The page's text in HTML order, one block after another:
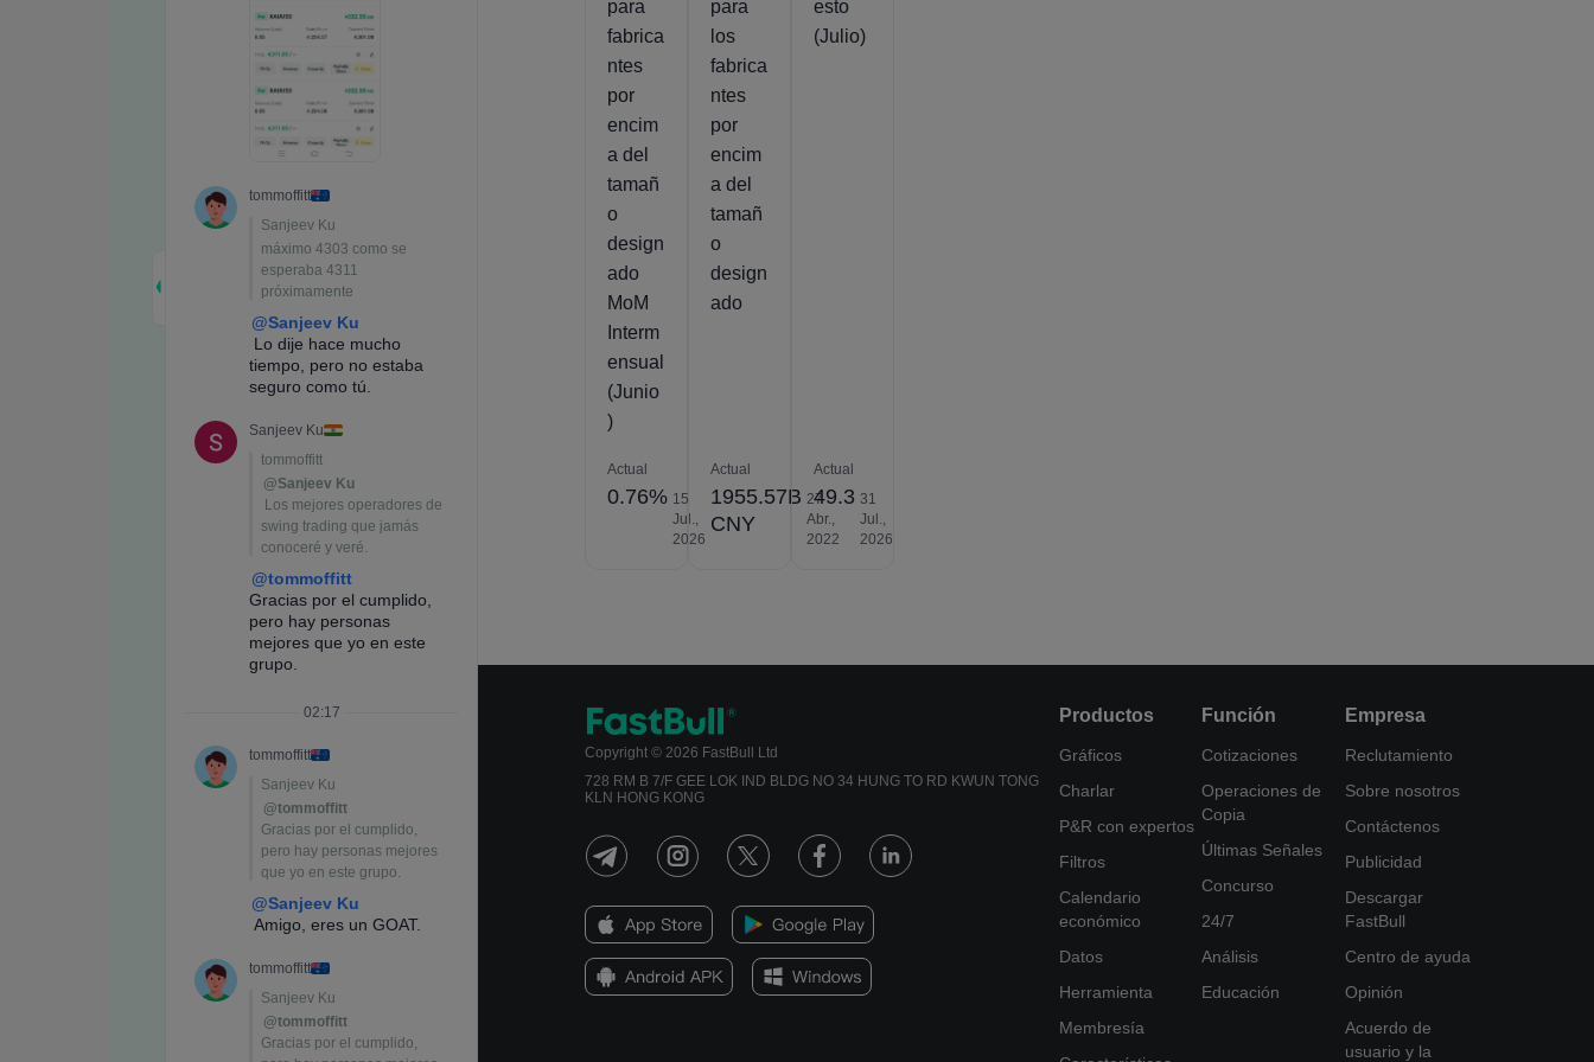
para
fabrica
ntes
por
encim
a del
tamañ
o
design
ado
MoM
Interm
ensual
(Junio
)
Actual
0.76% 15
Jul.,
2026
para
los
fabrica
ntes
por
encim
a del
tamañ
o
design
ado
Actual
1955.57B
CNY
27
Abr.,
2022
esto
(Julio)
Actual
49.3 31
Jul.,
2026
Copyright © 2026 FastBull Ltd
728 RM B 7/F GEE LOK IND BLDG NO 34 HUNG TO RD KWUN TONG
KLN HONG KONG
Productos
Gráficos
Charlar
P&R con expertos
Filtros
Calendario
económico
Datos
Herramienta
Membresía
Función
Cotizaciones
Operaciones de
Copia
Últimas Señales
Concurso
24/7
Análisis
Educación
Empresa
Reclutamiento
Sobre nosotros
Contáctenos
Publicidad
Descargar
FastBull
Centro de ayuda
Opinión
Acuerdo de
usuario y la